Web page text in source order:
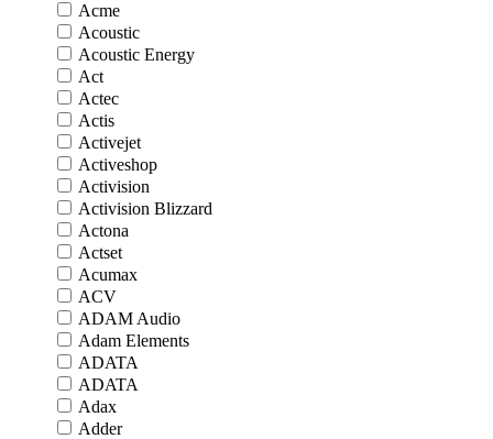
Acme
Acoustic
Acoustic Energy
Act
Actec
Actis
Activejet
Activeshop
Activision
Activision Blizzard
Actona
Actset
Acumax
ACV
ADAM Audio
Adam Elements
ADATA
ADATA
Adax
Adder